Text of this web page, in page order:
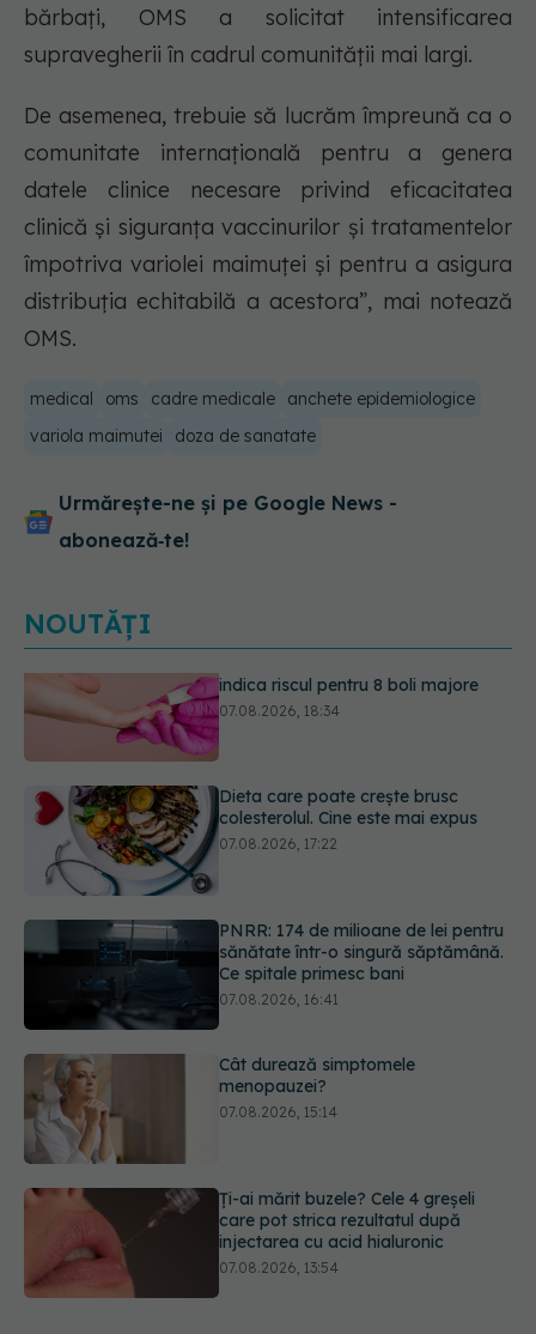
bărbați, OMS a solicitat intensificarea
supravegherii în cadrul comunității mai largi.
De asemenea, trebuie să lucrăm împreună ca o
comunitate internațională pentru a genera
datele clinice necesare privind eficacitatea
clinică și siguranța vaccinurilor și tratamentelor
împotriva variolei maimuței și pentru a asigura
distribuția echitabilă a acestora”, mai notează
OMS.
medical oms cadre medicale
anchete epidemiologice
variola maimutei
doza de sanatate
Urmărește-ne și pe Google News -
abonează‑te!
NOUTĂȚI
Dieta care poate crește brusc
PNRR: 174 de milioane de lei pentru
Cât durează simptomele
menopauzei?
Ți-ai mărit buzele? Cele 4 greșeli
Testul din deget care ar putea
indica riscul pentru 8 boli majore